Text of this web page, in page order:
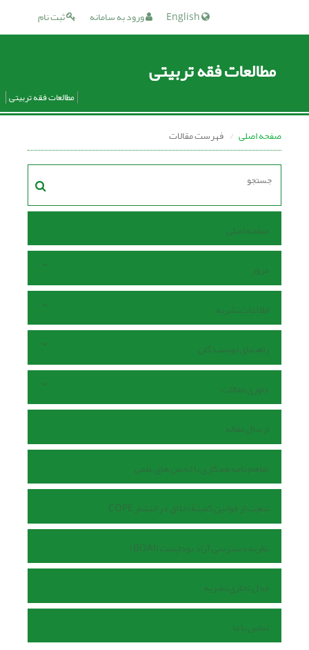
ثبت نام ورود به سامانه
مطالعات فقه تربیتی
مطالعات فقه تربیتی
صفحه اصلی فهرست مقالات
صفحه اصلی
مرور
اطلاعات نشریه
راهنمای نویسندگان
داوری مقالات
ارسال مقاله
تفاهم نامه همکاری با انجمن های علمی
تبعیت از قوانین کمیتۀ اخلاق در انتشار COPE
نظریه دسترسی آزاد بوداپست (BOAI)
مدل تجاری نشریه
تماس با ما